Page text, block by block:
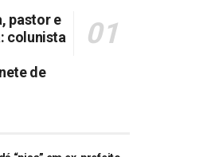
pastor e
colunista
de